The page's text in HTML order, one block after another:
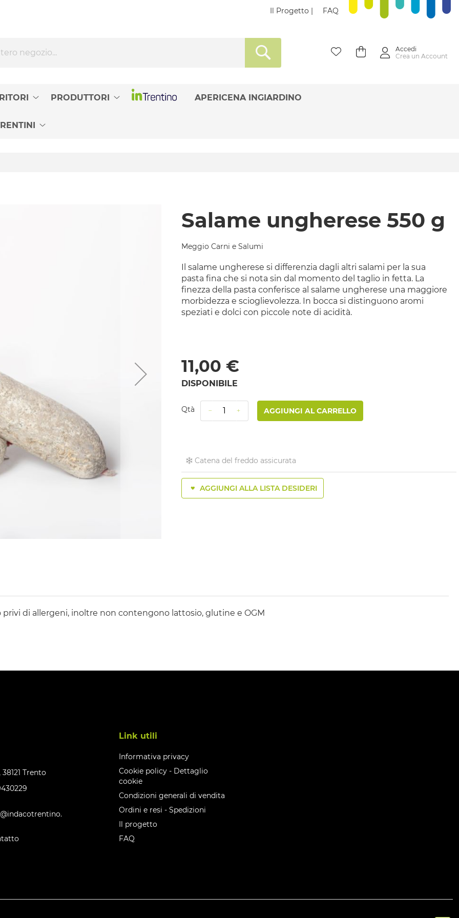
Il Progetto | FAQ
SEARCH
CarrelloAccedi
Crea un Account
PRODUTTORI INTRENTINO APERICENA INGIARDINO
Salame ungherese 550 g
Meggio Carni e Salumi
Il salame ungherese si differenzia dagli altri salami per la sua
pasta fina che si nota sin dal momento del taglio in fetta. La
finezza della pasta conferisce al salame ungherese una maggiore
morbidezza e scioglievolezza. In bocca si distinguono aromi
speziati e dolci con piccole note di acidità.
11,00 €
DISPONIBILE
Qtà AGGIUNGI AL CARRELLO
Catena del freddo assicurata
AGGIUNGI ALLA LISTA DESIDERI
di allergeni, inoltre non contengono lattosio, glutine e OGM
Trento
Link utili
Informativa privacy
Cookie policy- Dettaglio
cookie
Condizioni generali di vendita
Ordini e resi - Spedizioni
Il progetto
FAQ